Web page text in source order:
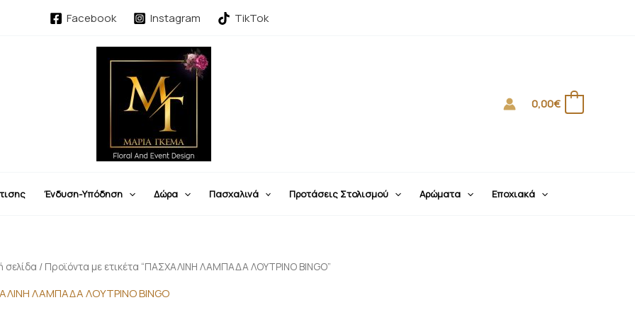
Facebook Instagram TikTok
0,00€
Ένδυση-Υπόδηση Δώρα Πασχαλινά Προτάσεις Στολισμού Αρώματα Εποχιακά
σελίδα / Προϊόντα με ετικέτα “ΠΑΣΧΑΛΙΝΗ ΛΑΜΠΑΔΑ ΛΟΥΤΡΙΝΟ BINGO”
ΛΑΜΠΑΔΑ ΛΟΥΤΡΙΝΟ BINGO